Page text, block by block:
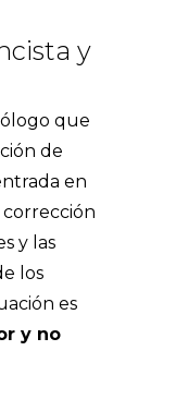
y
que
de
en
y las
los
es
y no